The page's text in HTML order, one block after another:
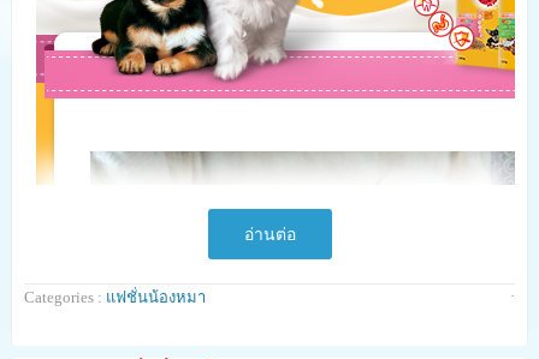
อ่านต่อ
Categories : แฟชั่นน้องหมา ·